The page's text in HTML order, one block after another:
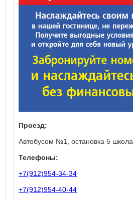
Проезд:
Автобусом №1, остановка 5 школа.
Телефоны:
+7(912)954-34-34
+7(912)954-40-44